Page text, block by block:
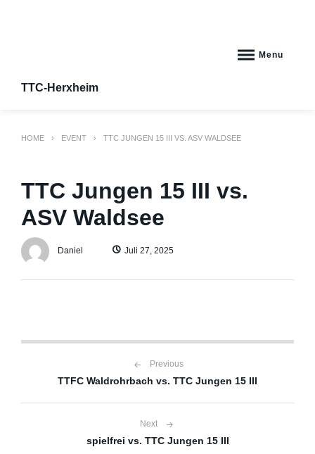
TTC-Herxheim
Menu
HOME EVENT TTC JUNGEN 15 III VS. ASV WALDSEE
TTC Jungen 15 III vs.
ASV Waldsee
Daniel Juli 27, 2025
Beitragsnavigation
Previous
TTFC Waldrohrbach vs. TTC Jungen 15 III
Next
spielfrei vs. TTC Jungen 15 III